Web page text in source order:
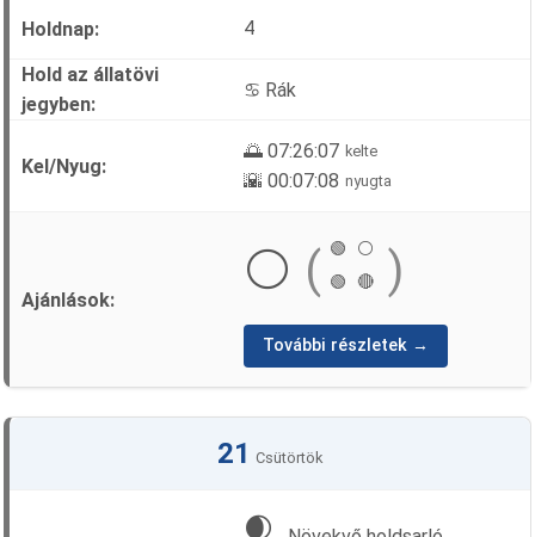
4
♋ Rák
🌅 07:26:07 kelte
🌇 00:07:08 nyugta
⚪ ( 🟢
⚪
🟢
🔴 )
További részletek →
21 Csütörtök
🌒